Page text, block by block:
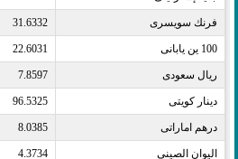
فرنك سويسرى​ 31.6332
100 ين يابانى​ 22.6031
ريال سعودى​ 7.8597
دينار كويتى​ 96.5325
درهم اماراتى​ 8.0385
اليوان الصينى​ 4.3734